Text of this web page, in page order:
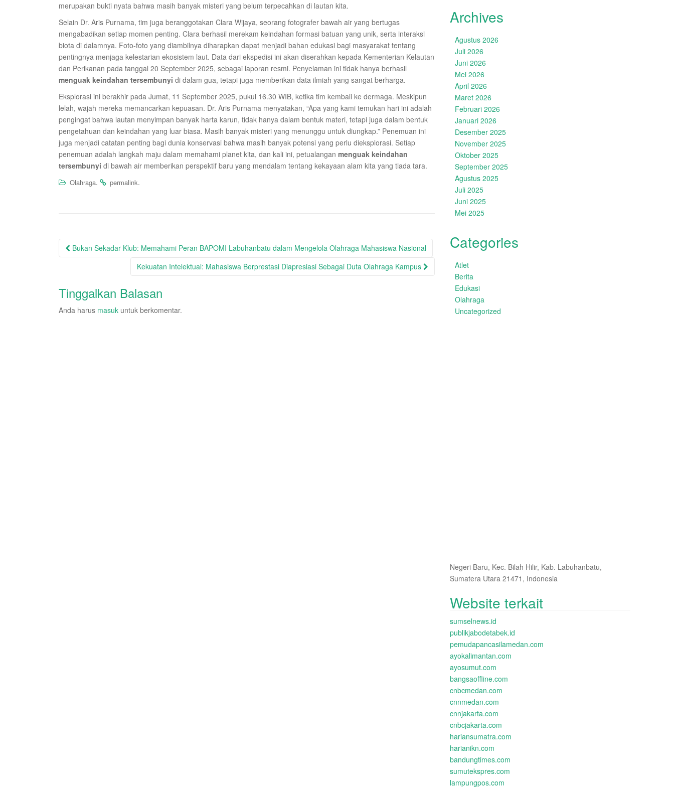
merupakan bukti nyata bahwa masih banyak misteri yang belum terpecahkan di lautan kita.
Selain Dr. Aris Purnama, tim juga beranggotakan Clara Wijaya, seorang fotografer bawah air yang bertugas
mengabadikan setiap momen penting. Clara berhasil merekam keindahan formasi batuan yang unik, serta interaksi
biota di dalamnya. Foto-foto yang diambilnya diharapkan dapat menjadi bahan edukasi bagi masyarakat tentang
pentingnya menjaga kelestarian ekosistem laut. Data dari ekspedisi ini akan diserahkan kepada Kementerian Kelautan
dan Perikanan pada tanggal 20 September 2025, sebagai laporan resmi. Penyelaman ini tidak hanya berhasil
menguak keindahan tersembunyi di dalam gua, tetapi juga memberikan data ilmiah yang sangat berharga.
Eksplorasi ini berakhir pada Jumat, 11 September 2025, pukul 16.30 WIB, ketika tim kembali ke dermaga. Meskipun
lelah, wajah mereka memancarkan kepuasan. Dr. Aris Purnama menyatakan, “Apa yang kami temukan hari ini adalah
pengingat bahwa lautan menyimpan banyak harta karun, tidak hanya dalam bentuk materi, tetapi juga dalam bentuk
pengetahuan dan keindahan yang luar biasa. Masih banyak misteri yang menunggu untuk diungkap.” Penemuan ini
juga menjadi catatan penting bagi dunia konservasi bahwa masih banyak potensi yang perlu dieksplorasi. Setiap
penemuan adalah langkah maju dalam memahami planet kita, dan kali ini, petualangan menguak keindahan
tersembunyi di bawah air memberikan perspektif baru yang mendalam tentang kekayaan alam kita yang tiada tara.
Olahraga. permalink.
Post
Bukan Sekadar Klub: Memahami Peran BAPOMI Labuhanbatu dalam Mengelola Olahraga Mahasiswa Nasional
Kekuatan Intelektual: Mahasiswa Berprestasi Diapresiasi Sebagai Duta Olahraga Kampus
Tinggalkan Balasan
Anda harus masuk untuk berkomentar.
Archives
Agustus 2026
Juli 2026
Juni 2026
Mei 2026
April 2026
Maret 2026
Februari 2026
Januari 2026
Desember 2025
November 2025
Oktober 2025
September 2025
Agustus 2025
Juli 2025
Juni 2025
Mei 2025
Categories
Atlet
Berita
Edukasi
Olahraga
Uncategorized
Negeri Baru, Kec. Bilah Hilir, Kab. Labuhanbatu,
Sumatera Utara 21471, Indonesia
Website terkait
sumselnews.id
publikjabodetabek.id
pemudapancasilamedan.com
ayokalimantan.com
ayosumut.com
bangsaoffline.com
cnbcmedan.com
cnnmedan.com
cnnjakarta.com
cnbcjakarta.com
hariansumatra.com
harianikn.com
bandungtimes.com
sumutekspres.com
lampungpos.com